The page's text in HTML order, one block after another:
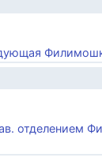
отделением